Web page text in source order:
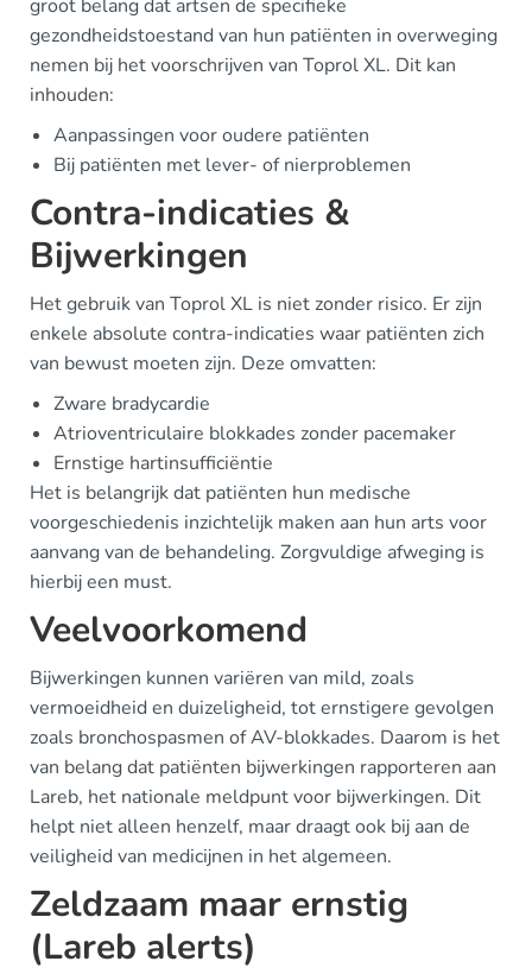
groot belang dat artsen de specifieke
gezondheidstoestand van hun patiënten in overweging
nemen bij het voorschrijven van Toprol XL. Dit kan
inhouden:
Aanpassingen voor oudere patiënten
Bij patiënten met lever- of nierproblemen
Contra-indicaties &
Bijwerkingen
Het gebruik van Toprol XL is niet zonder risico. Er zijn
enkele absolute contra-indicaties waar patiënten zich
van bewust moeten zijn. Deze omvatten:
Zware bradycardie
Atrioventriculaire blokkades zonder pacemaker
Ernstige hartinsufficiëntie
Het is belangrijk dat patiënten hun medische
voorgeschiedenis inzichtelijk maken aan hun arts voor
aanvang van de behandeling. Zorgvuldige afweging is
hierbij een must.
Veelvoorkomend
Bijwerkingen kunnen variëren van mild, zoals
vermoeidheid en duizeligheid, tot ernstigere gevolgen
zoals bronchospasmen of AV-blokkades. Daarom is het
van belang dat patiënten bijwerkingen rapporteren aan
Lareb, het nationale meldpunt voor bijwerkingen. Dit
helpt niet alleen henzelf, maar draagt ook bij aan de
veiligheid van medicijnen in het algemeen.
Zeldzaam maar ernstig
(Lareb alerts)